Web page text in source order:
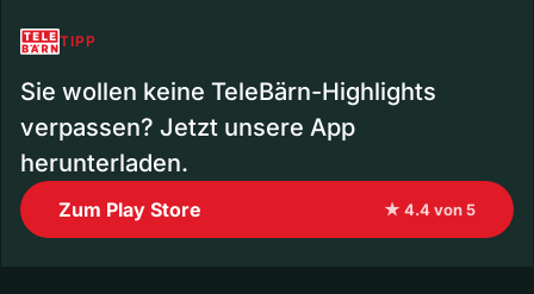
TIPP
Sie wollen keine TeleBärn-Highlights
verpassen? Jetzt unsere App
herunterladen.
Zum Play Store ★ 4.4 von 5